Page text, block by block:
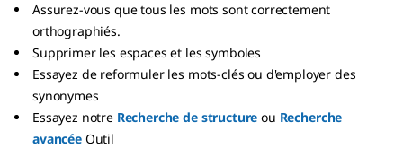
Assurez-vous que tous les mots sont correctement
orthographiés.
Supprimer les espaces et les symboles
Essayez de reformuler les mots-clés ou d'employer des
synonymes
Essayez notre Recherche de structure ou Recherche
avancée Outil